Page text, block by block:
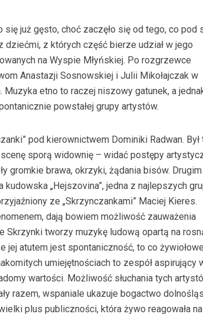
już gęsto, choć zaczęło się od tego, co pod
z których część bierze udział w jego
na Wyspie Młyńskiej. Po rozgrzewce
Anastazji Sosnowskiej i Julii Mikołajczak w
etno to raczej niszowy gatunek, a
powstałej grupy artystów.
pod kierownictwem Dominiki Radwan. Był
sporą widownię – widać postępy
gromkie brawa, okrzyki, żądania bisów. Drugim
„Hejszovina”, jedna z najlepszych
ze „Skrzynczankami” Maciej Kieres.
dają bowiem możliwość zauważenia
Skrzynki tworzy muzykę ludową opartą na
jej atutem jest spontaniczność, to co
umiejętnościach to zespół aspirujący
wartości. Możliwość słuchania tych
razem, wspaniale ukazuje bogactwo
plus publiczności, która żywo reagowała na